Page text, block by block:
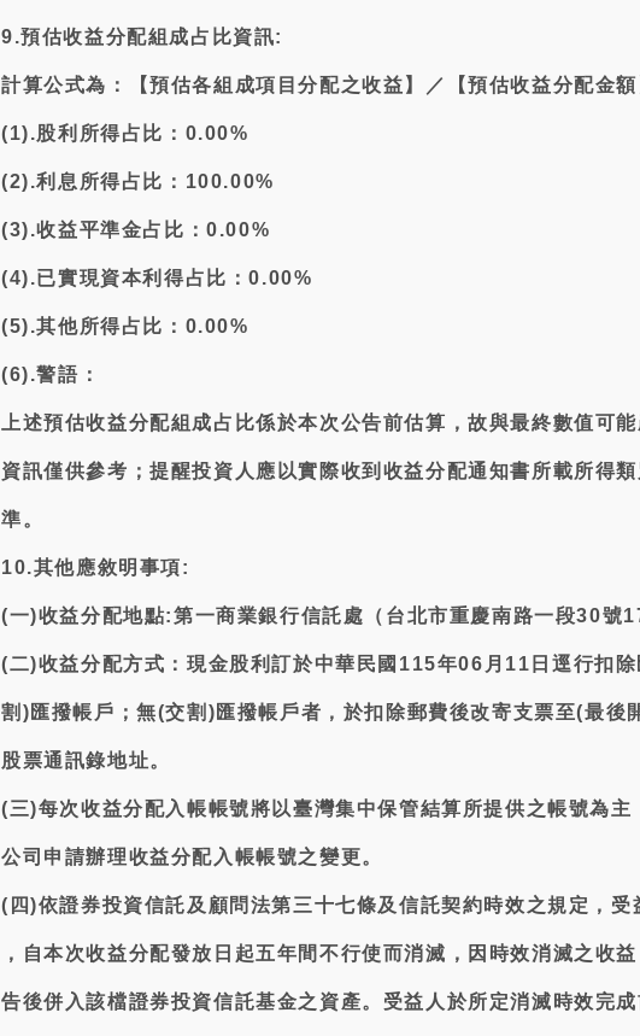
9.預估收益分配組成占比資訊:
計算公式為：【預估各組成項目分配之收益】／【預估收益分配金額
(1).股利所得占比：0.00%
(2).利息所得占比：100.00%
(3).收益平準金占比：0.00%
(4).已實現資本利得占比：0.00%
(5).其他所得占比：0.00%
(6).警語：
上述預估收益分配組成占比係於本次公告前估算，故與最終數值可
資訊僅供參考；提醒投資人應以實際收到收益分配通知書所載所得
準。
10.其他應敘明事項:
(一)收益分配地點:第一商業銀行信託處（台北市重慶南路一段30號
(二)收益分配方式：現金股利訂於中華民國115年06月11日逕行扣
割)匯撥帳戶；無(交割)匯撥帳戶者，於扣除郵費後改寄支票至(最後
股票通訊錄地址。
(三)每次收益分配入帳帳號將以臺灣集中保管結算所提供之帳號為主
公司申請辦理收益分配入帳帳號之變更。
(四)依證券投資信託及顧問法第三十七條及信託契約時效之規定，受
，自本次收益分配發放日起五年間不行使而消滅，因時效消滅之收
告後併入該檔證券投資信託基金之資產。受益人於所定消滅時效完